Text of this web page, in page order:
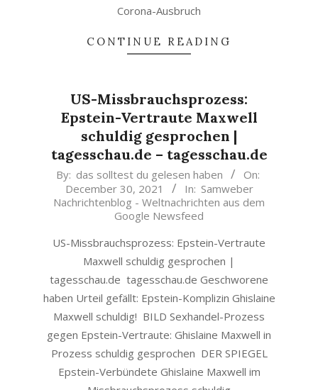
Corona-Ausbruch
CONTINUE READING
US-Missbrauchsprozess:
Epstein-Vertraute Maxwell
schuldig gesprochen |
tagesschau.de – tagesschau.de
2021-
30
By: das solltest du gelesen haben
On:
December 30, 2021
In: Samweber
Nachrichtenblog - Weltnachrichten aus dem
Google Newsfeed
US-Missbrauchsprozess: Epstein-Vertraute
Maxwell schuldig gesprochen |
tagesschau.de tagesschau.de Geschworene
haben Urteil gefällt: Epstein-Komplizin Ghislaine
Maxwell schuldig! BILD Sexhandel-Prozess
gegen Epstein-Vertraute: Ghislaine Maxwell in
Prozess schuldig gesprochen DER SPIEGEL
Epstein-Verbündete Ghislaine Maxwell im